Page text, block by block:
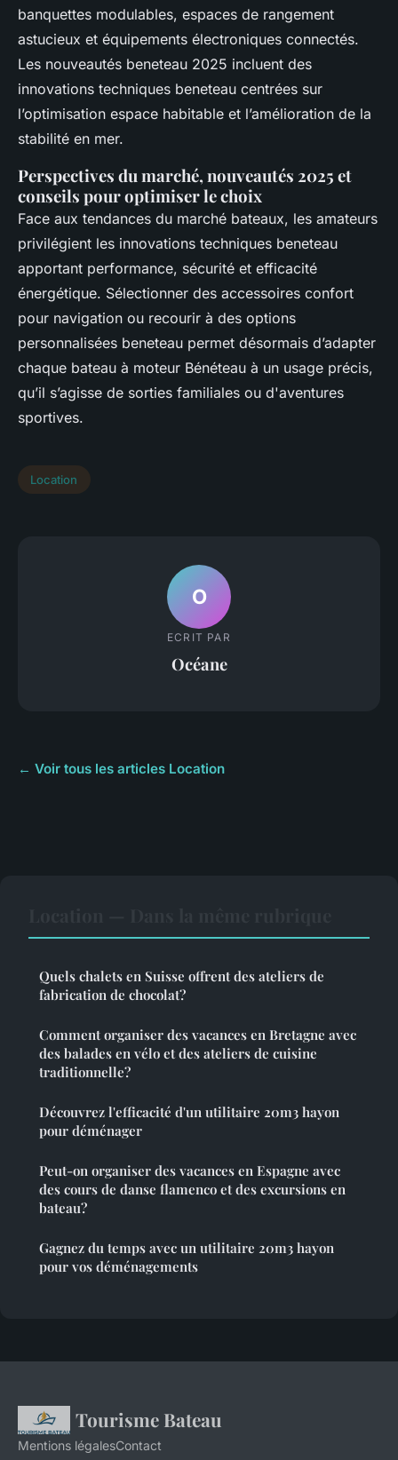
banquettes modulables, espaces de rangement
astucieux et équipements électroniques connectés.
Les nouveautés beneteau 2025 incluent des
innovations techniques beneteau centrées sur
l’optimisation espace habitable et l’amélioration de la
stabilité en mer.
Perspectives du marché, nouveautés 2025 et
conseils pour optimiser le choix
Face aux tendances du marché bateaux, les amateurs
privilégient les innovations techniques beneteau
apportant performance, sécurité et efficacité
énergétique. Sélectionner des accessoires confort
pour navigation ou recourir à des options
personnalisées beneteau permet désormais d’adapter
chaque bateau à moteur Bénéteau à un usage précis,
qu’il s’agisse de sorties familiales ou d'aventures
sportives.
Location
O
ECRIT PAR
Océane
← Voir tous les articles Location
Quels chalets en Suisse offrent des ateliers de
fabrication de chocolat?
Comment organiser des vacances en Bretagne avec
des balades en vélo et des ateliers de cuisine
traditionnelle?
Découvrez l'efficacité d'un utilitaire 20m3 hayon
pour déménager
Peut-on organiser des vacances en Espagne avec
des cours de danse flamenco et des excursions en
bateau?
Gagnez du temps avec un utilitaire 20m3 hayon
pour vos déménagements
Tourisme Bateau
Mentions légalesContact